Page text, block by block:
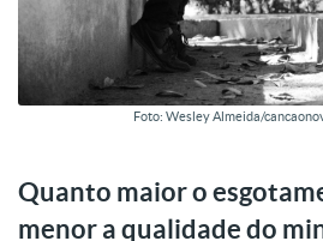
Foto: Wesley Almeida/
Quanto maior o
menor a qualidade do